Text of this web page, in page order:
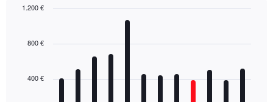
with
The400 €
800 €
1.200 €